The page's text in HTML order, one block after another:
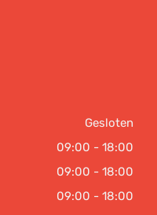
Gesloten
09:00 - 18:00
09:00 - 18:00
09:00 - 18:00